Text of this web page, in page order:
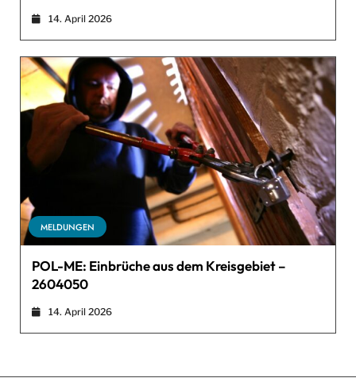
14. April 2026
MELDUNGEN
POL-ME: Einbrüche aus dem Kreisgebiet –
2604050
14. April 2026